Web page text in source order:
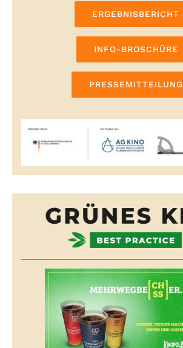
ERGEBNISBERICHT
INFO-BROSCHÜRE
PRESSEMITTEILUNG